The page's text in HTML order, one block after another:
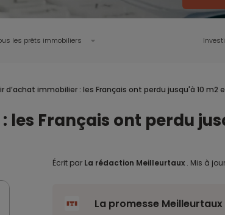
les prêts immobiliers
d’achat immobilier : les Français ont perdu jusqu'à 10 m2
Français ont perdu
Écrit par La rédaction Meilleurtaux . Mis à
La promesse Meilleurtaux